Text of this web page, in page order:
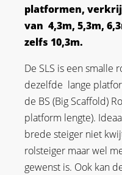
platformen,
van 4,3m, 5,3m,
zelfs 10,3m.
De SLS is een smalle
dezelfde lange
de BS (Big Scaffold)
platform lengte).
brede steiger niet
rolsteiger maar wel
gewenst is. Ook kan